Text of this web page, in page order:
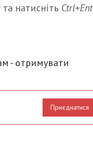
натисніть
- отримувати
Приєднатися